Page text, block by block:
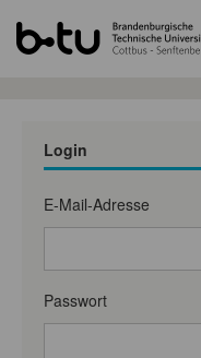
Login
E-Mail-Adresse
Passwort